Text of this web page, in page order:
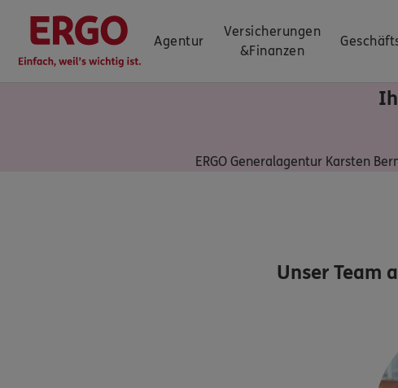
Agentur
Versicherungen
&Finanzen
ERGO Generalagentur Karsten
Unser Team